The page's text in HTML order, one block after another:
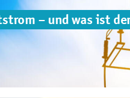
– und was ist